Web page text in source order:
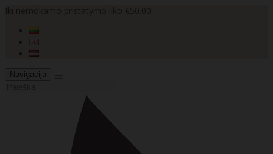
Navigacija